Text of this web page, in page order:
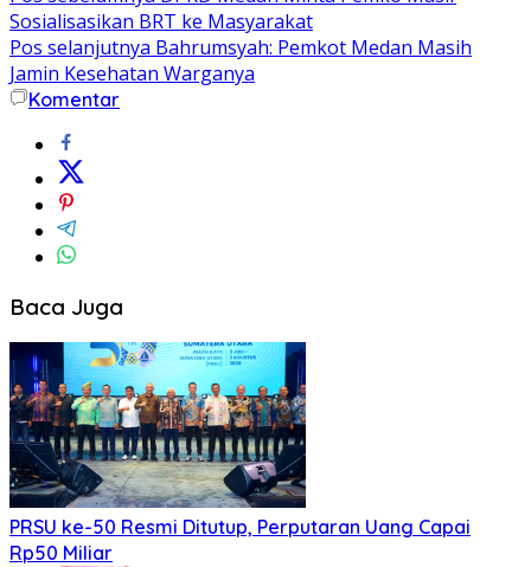
pos
Sosialisasikan BRT ke Masyarakat
Pos selanjutnya Bahrumsyah: Pemkot Medan Masih
Jamin Kesehatan Warganya
Komentar
Baca Juga
PRSU ke-50 Resmi Ditutup, Perputaran Uang Capai
Rp50 Miliar